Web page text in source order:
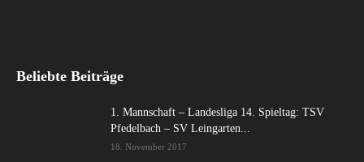
Beliebte Beiträge
1. Mannschaft – Landesliga 14. Spieltag: TSV
Pfedelbach – SV Leingarten...
18. November 2017